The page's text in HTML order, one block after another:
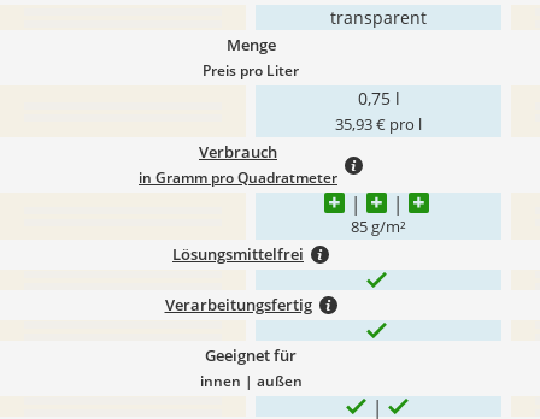
transparent
Menge
Preis pro Liter
0,75 l
35,93 € pro l
Verbrauch
in Gramm pro Quadratmeter
85 g/m²
Lösungsmittelfrei
Verarbeitungsfertig
Geeignet für
innen | außen